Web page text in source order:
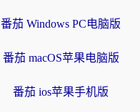
番茄 Windows PC电脑版
番茄 macOS苹果电脑版
番茄 ios苹果手机版